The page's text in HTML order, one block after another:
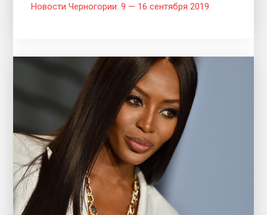
Новости Черногории: 9 — 16 сентября 2019